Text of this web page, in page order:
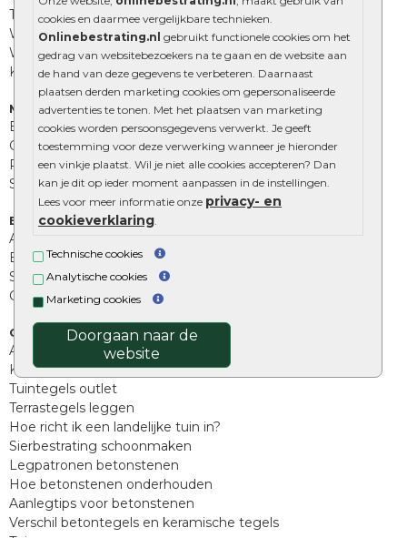
cookies en daarmee vergelijkbare technieken.
Onlinebestrating.nl gebruikt functionele cookies om het
gedrag van websitebezoekers na te gaan en de website aan
de hand van deze gegevens te verbeteren. Daarnaast
plaatsen derden marketing cookies om gepersonaliseerde
advertenties te tonen. Met het plaatsen van marketing
cookies worden persoonsgegevens verwerkt. Je geeft
toestemming voor deze verwerking wanneer je hieronder
een vinkje plaatst. Wil je niet alle cookies accepteren? Dan
kan je dit op ieder moment aanpassen in de instellingen.
Lees voor meer informatie onze privacy- en
cookieverklaring.
Technische cookies
Analytische cookies
Marketing cookies
Doorgaan naar de
website
Tuinstenen
Waalformaat
Wildverband bestrating
Kingstones
Muurelementen
Betonbielzen
Opsluitbanden
Palissades
Stapelblokken
Extra benodigdheden
Afwatering en diversen
Beplantings en betonelementen
Split, grind en zand
Oprit tegels
Overig
Aanbiedingen
Kunstgras
Tuintegels outlet
Terrastegels leggen
Hoe richt ik een landelijke tuin in?
Sierbestrating schoonmaken
Legpatronen betonstenen
Hoe betonstenen onderhouden
Aanlegtips voor betonstenen
Verschil betontegels en keramische tegels